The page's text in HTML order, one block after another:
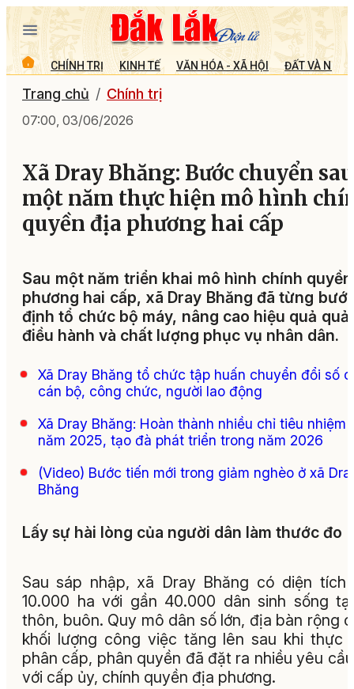
CHÍNH TRỊ KINH TẾ VĂN HÓA - XÃ HỘI ĐẤT VÀ
Trang chủ Chính trị
07:00, 03/06/2026
Xã Dray Bhăng: Bước chuyển sau
một năm thực hiện mô hình
quyền địa phương hai cấp
Sau một năm triển khai mô hình chính
phương hai cấp, xã Dray Bhăng đã từng
định tổ chức bộ máy, nâng cao hiệu quả
điều hành và chất lượng phục vụ nhân dân.
Xã Dray Bhăng tổ chức tập huấn chuyển đổi số
cán bộ, công chức, người lao động
Xã Dray Bhăng: Hoàn thành nhiều chỉ tiêu nhiệm
năm 2025, tạo đà phát triển trong năm 2026
(Video) Bước tiến mới trong giảm nghèo ở xã
Bhăng
Lấy sự hài lòng của người dân làm thước đo
Sau sáp nhập, xã Dray Bhăng có diện tích
10.000 ha với gần 40.000 dân sinh sống
thôn, buôn. Quy mô dân số lớn, địa bàn rộng
khối lượng công việc tăng lên sau khi thực
phân cấp, phân quyền đã đặt ra nhiều yêu
với cấp ủy, chính quyền địa phương.